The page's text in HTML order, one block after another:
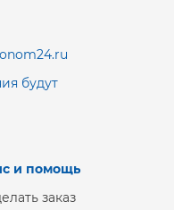
будут
и помощь
заказ